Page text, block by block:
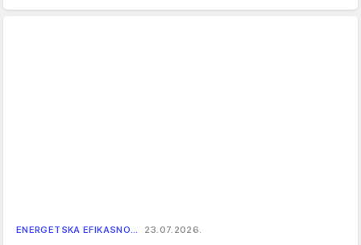
ENERGETSKA EFIKASNO… 23.07.2026.